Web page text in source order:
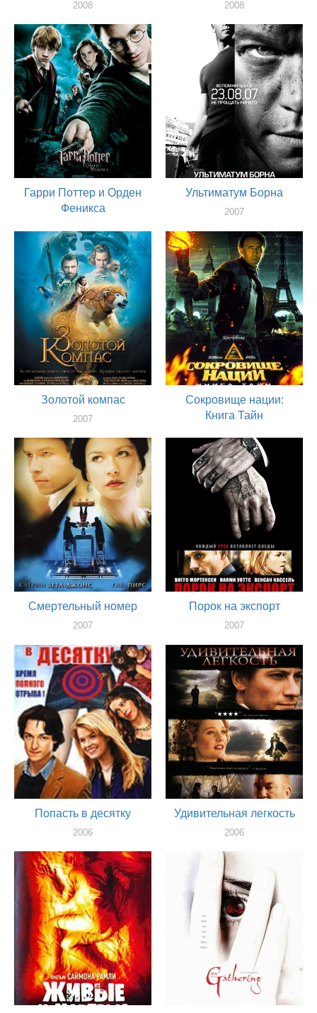
2008
2008
Гарри Поттер и Орден
Феникса
актер
Ультиматум Борна
2007
Золотой компас
2007
Сокровище нации:
Книга Тайн
актер
Смертельный номер
2007
Порок на экспорт
2007
Попасть в десятку
2006
Удивительная легкость
2006